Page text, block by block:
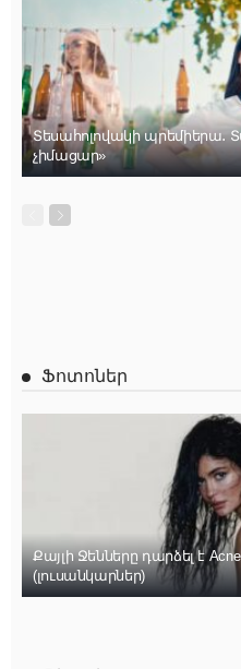
Տեսահոլովակի պրեմիերա․
չիմացար»
Ֆոտոներ
Քայլի Ջենները դարձել է
(լուսանկարներ)